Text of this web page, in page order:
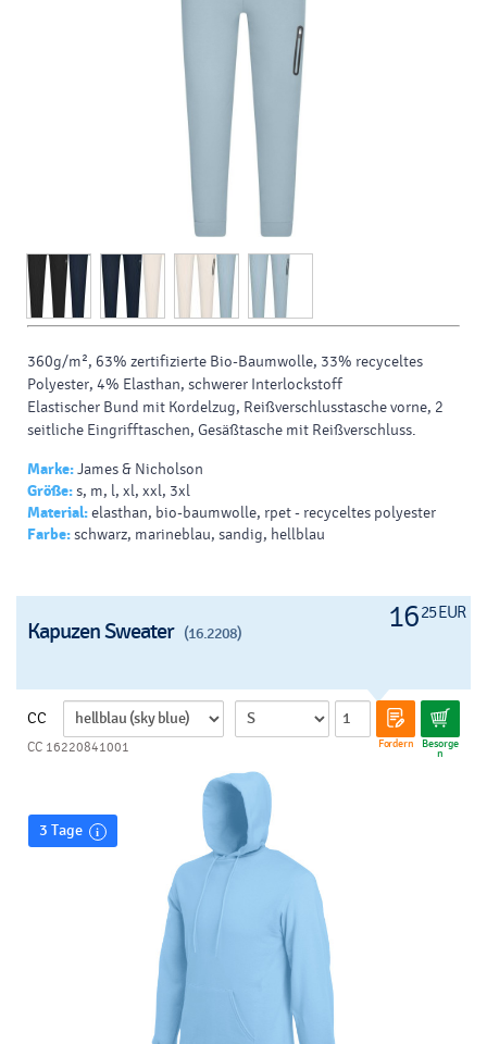
360g/m², 63% zertifizierte Bio-Baumwolle, 33% recyceltes
Polyester, 4% Elasthan, schwerer Interlockstoff
Elastischer Bund mit Kordelzug, Reißverschlusstasche vorne, 2
seitliche Eingrifftaschen, Gesäßtasche mit Reißverschluss.
Marke:James & Nicholson
Größe:s, m, l, xl, xxl, 3xl
Material:elasthan, bio-baumwolle, rpet - recyceltes polyester
Farbe:schwarz, marineblau, sandig, hellblau
1625 EUR
Kapuzen Sweater (16.2208)
CC
Fordern Besorge
n
CC 16220841001
3 Tage